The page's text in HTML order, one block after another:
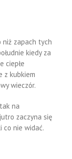
niż zapach tych
kiedy za
ciepłe
z kubkiem
wieczór.
na
zaczyna się
co nie widać.